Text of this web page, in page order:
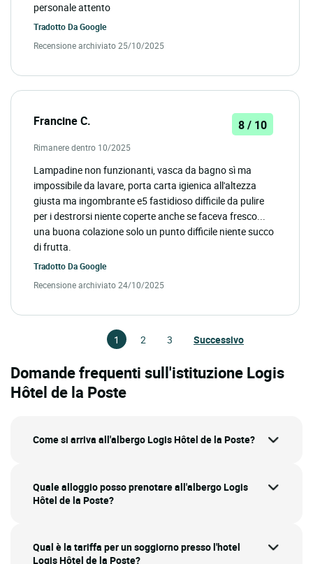
personale attento
Tradotto DaGoogle
Recensione archiviato 25/10/2025
Francine C. 8 / 10
Rimanere dentro 10/2025
Lampadine non funzionanti, vasca da bagno sì ma
impossibile da lavare, porta carta igienica all'altezza
giusta ma ingombrante e5 fastidioso difficile da pulire
per i destrorsi niente coperte anche se faceva fresco...
una buona colazione solo un punto difficile niente succo
di frutta.
Tradotto DaGoogle
Recensione archiviato 24/10/2025
1 2 3 Successivo
Domande frequenti sull'istituzione Logis
Hôtel de la Poste
Come si arriva all'albergo Logis Hôtel de la Poste?
Quale alloggio posso prenotare all'albergo Logis
Hôtel de la Poste?
Qual è la tariffa per un soggiorno presso l'hotel
Logis Hôtel de la Poste?